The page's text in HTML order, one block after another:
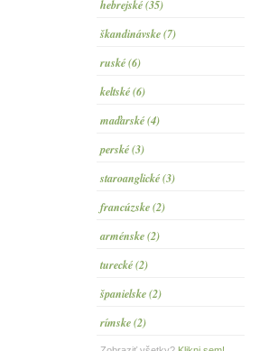
hebrejské (35)
škandinávske (7)
ruské (6)
keltské (6)
maďarské (4)
perské (3)
staroanglické (3)
francúzske (2)
arménske (2)
turecké (2)
španielske (2)
rímske (2)